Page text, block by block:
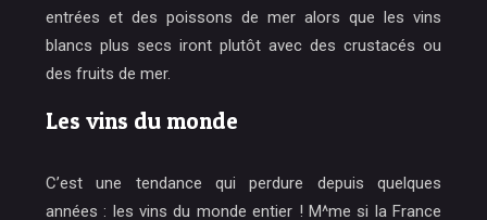
entrées et des poissons de mer alors que les vins
blancs plus secs iront plutôt avec des crustacés ou
des fruits de mer.
Les vins du monde
C’est une tendance qui perdure depuis quelques
années : les vins du monde entier ! M^me si la France